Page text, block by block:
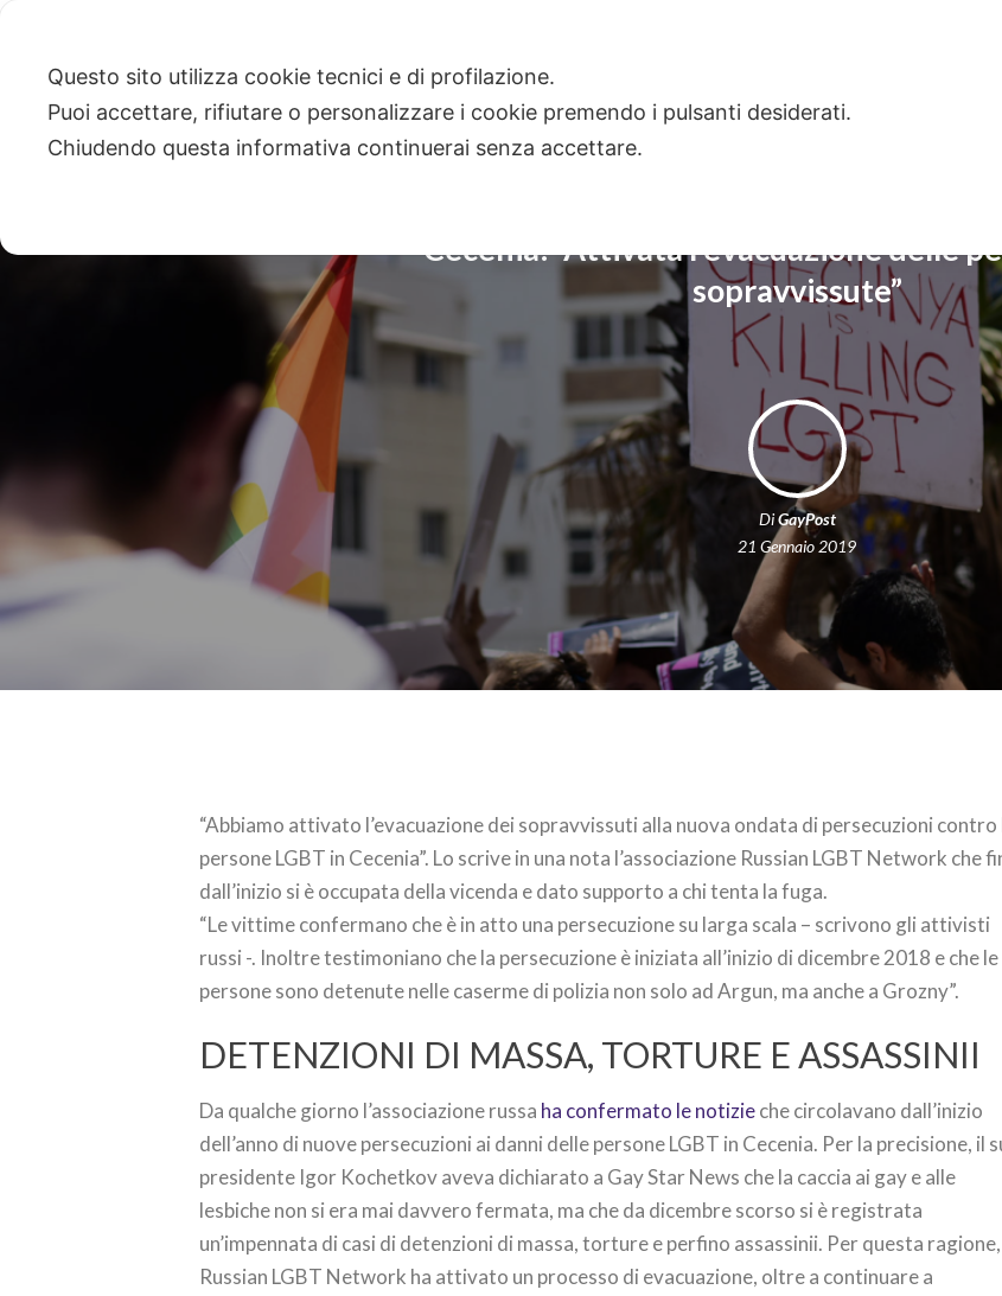
Cecenia: “Attivata l’evacuazione delle
sopravvissute”
DiGayPost
21 Gennaio 2019
“Abbiamo attivato l’evacuazione dei sopravvissuti alla nuova ondata di persecuzioni contro
persone LGBT in Cecenia”. Lo scrive in una nota l’associazione Russian LGBT Network che
dall’inizio si è occupata della vicenda e dato supporto a chi tenta la fuga.
“Le vittime confermano che è in atto una persecuzione su larga scala – scrivono gli attivisti
russi -. Inoltre testimoniano che la persecuzione è iniziata all’inizio di dicembre 2018 e che le
persone sono detenute nelle caserme di polizia non solo ad Argun, ma anche a Grozny”.
DETENZIONI DI MASSA, TORTURE E ASSASSINII
Da qualche giorno l’associazione russa ha confermato le notizieche circolavano dall’inizio
dell’anno di nuove persecuzioni ai danni delle persone LGBT in Cecenia. Per la precisione, il
presidente Igor Kochetkov aveva dichiarato a Gay Star News che la caccia ai gay e alle
lesbiche non si era mai davvero fermata, ma che da dicembre scorso si è registrata
un’impennata di casi di detenzioni di massa, torture e perfino assassinii. Per questa ragione,
Russian LGBT Network ha attivato un processo di evacuazione, oltre a continuare a
Questo sito utilizza cookie tecnici e di profilazione.
Puoi accettare, rifiutare o personalizzare i cookie premendo i pulsanti desiderati.
Chiudendo questa informativa continuerai senza accettare.